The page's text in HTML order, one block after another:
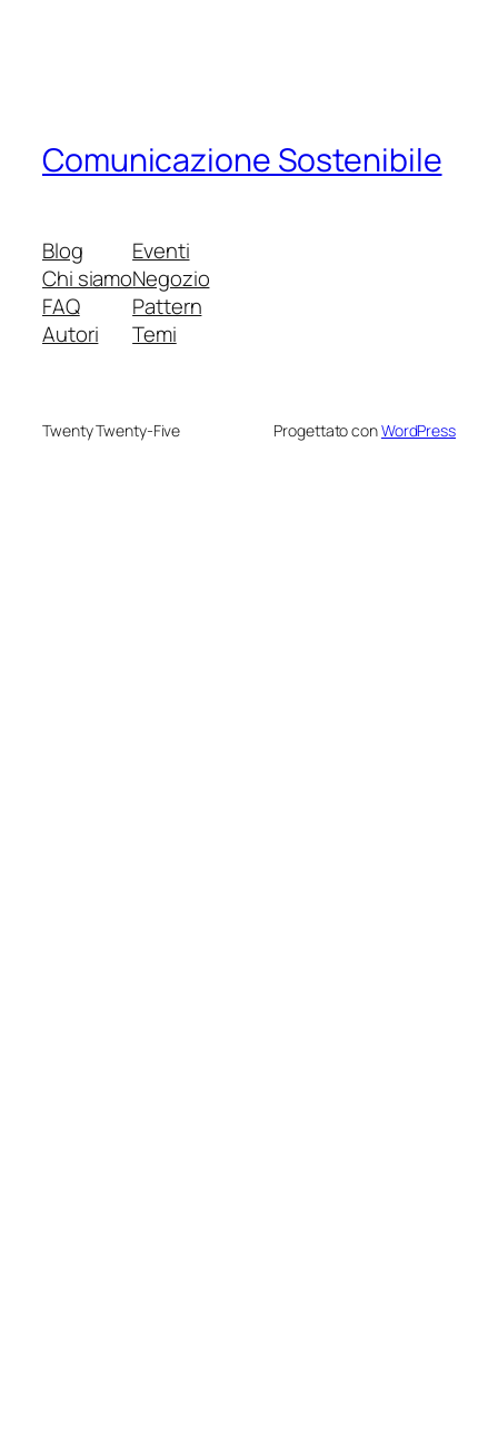
Comunicazione Sostenibile
Blog
Chi siamo
FAQ
Autori
Eventi
Negozio
Pattern
Temi
Twenty Twenty-Five Progettato conWordPress